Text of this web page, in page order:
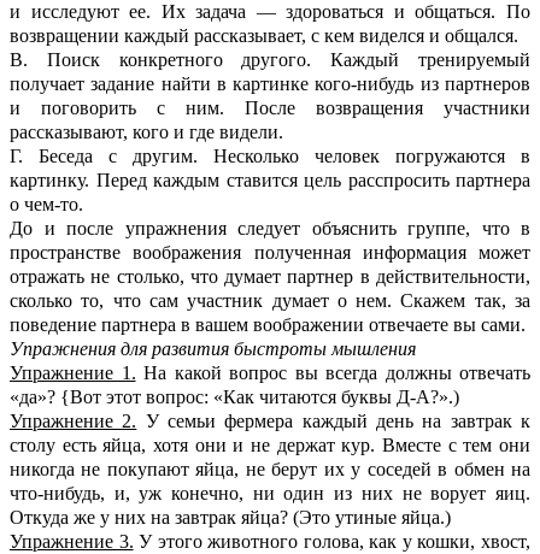
и исследуют ее. Их задача — здороваться и общаться. По
возвращении каждый рассказывает, с кем виделся и общался.
B. Поиск конкретного другого. Каждый тренируемый
получает задание найти в картинке кого-нибудь из партнеров
и поговорить с ним. После возвращения участники
рассказывают, кого и где видели.
Г. Беседа с другим. Несколько человек погружаются в
картинку. Перед каждым ставится цель расспросить партнера
о чем-то.
До и после упражнения следует объяснить группе, что в
пространстве воображения полученная информация может
отражать не столько, что думает партнер в действительности,
сколько то, что сам участник думает о нем. Скажем так, за
поведение партнера в вашем воображении отвечаете вы сами.
Упражнения для развития быстроты мышления
Упражнение 1. На какой вопрос вы всегда должны отвечать
«да»? {Вот этот вопрос: «Как читаются буквы Д-А?».)
Упражнение 2. У семьи фермера каждый день на завтрак к
столу есть яйца, хотя они и не держат кур. Вместе с тем они
никогда не покупают яйца, не берут их у соседей в обмен на
что-нибудь, и, уж конечно, ни один из них не ворует яиц.
Откуда же у них на завтрак яйца? (Это утиные яйца.)
Упражнение 3. У этого животного голова, как у кошки, хвост,